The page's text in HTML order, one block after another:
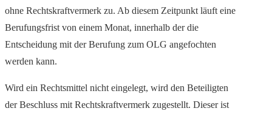
ohne Rechtskraftvermerk zu. Ab diesem Zeitpunkt läuft eine
Berufungsfrist von einem Monat, innerhalb der die
Entscheidung mit der Berufung zum OLG angefochten
werden kann.
Wird ein Rechtsmittel nicht eingelegt, wird den Beteiligten
der Beschluss mit Rechtskraftvermerk zugestellt. Dieser ist